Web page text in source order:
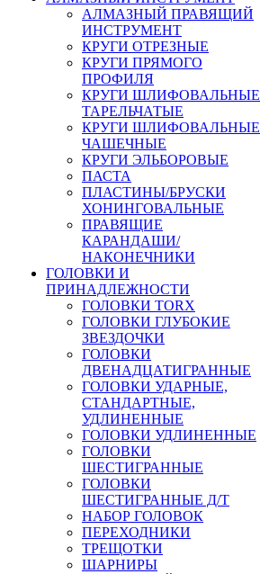
АЛМАЗНЫЙ ПРАВЯЩИЙ
ИНСТРУМЕНТ
КРУГИ ОТРЕЗНЫЕ
КРУГИ ПРЯМОГО
ПРОФИЛЯ
КРУГИ ШЛИФОВАЛЬНЫЕ
ТАРЕЛЬЧАТЫЕ
КРУГИ ШЛИФОВАЛЬНЫЕ
ЧАШЕЧНЫЕ
КРУГИ ЭЛЬБОРОВЫЕ
ПАСТА
ПЛАСТИНЫ/БРУСКИ
ХОНИНГОВАЛЬНЫЕ
ПРАВЯЩИЕ
КАРАНДАШИ/
НАКОНЕЧНИКИ
ГОЛОВКИ И
ПРИНАДЛЕЖНОСТИ
ГОЛОВКИ TORX
ГОЛОВКИ ГЛУБОКИЕ
ЗВЕЗДОЧКИ
ГОЛОВКИ
ДВЕНАДЦАТИГРАННЫЕ
ГОЛОВКИ УДАРНЫЕ,
СТАНДАРТНЫЕ,
УДЛИНЕННЫЕ
ГОЛОВКИ УДЛИНЕННЫЕ
ГОЛОВКИ
ШЕСТИГРАННЫЕ
ГОЛОВКИ
ШЕСТИГРАННЫЕ Д/Т
НАБОР ГОЛОВОК
ПЕРЕХОДНИКИ
ТРЕЩОТКИ
ШАРНИРЫ